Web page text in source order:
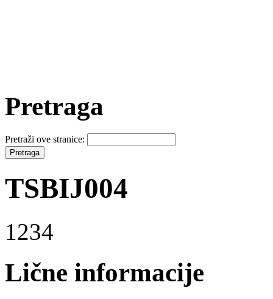
Pretraga
Pretraži ove stranice:
TSBIJ004
1234
Lične informacije